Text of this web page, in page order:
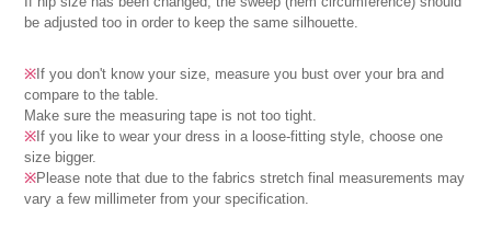
be adjusted too in order to keep the same silhouette.
※ If you don't know your size, measure you bust over your bra and
compare to the table.
Make sure the measuring tape is not too tight.
※ If you like to wear your dress in a loose-fitting style, choose one
size bigger.
※Please note that due to the fabrics stretch final measurements may
vary a few millimeter from your specification.